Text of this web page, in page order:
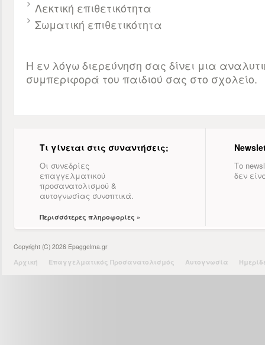
Λεκτική επιθετικότητα
Σωματική επιθετικότητα
Η εν λόγω διερεύνηση σας δίνει μια
συμπεριφορά του παιδιού σας στο σχολείο.
Τι γίνεται στις συναντήσεις;
Οι συνεδρίες
επαγγελματικού
προσανατολισμού &
αυτογνωσίας συνοπτικά.
Περισσότερες πληροφορίες »
Το
δεν
Copyright (C) 2026 Epaggelma.gr
Αρχική
Επαγγελματικός Προσανατολισμός Αυτογνωσία